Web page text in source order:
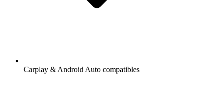
Carplay & Android Auto compatibles